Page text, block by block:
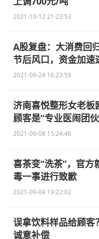
2021-10-12 21:23:53
A股复盘：大消费回
节后风口，资金加速
2021-09-24 16:23:59
济南喜悦整形女老板
顾客是“专业医闹团
2021-09-08 15:24:46
喜茶变“洗茶”，官方
毒一事进行致歉
2021-09-04 19:22:02
误拿饮料样品给顾客
诚意补偿